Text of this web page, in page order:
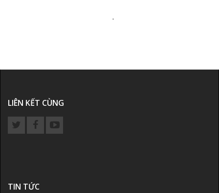
.
LIÊN KẾT CÙNG
TIN TỨC